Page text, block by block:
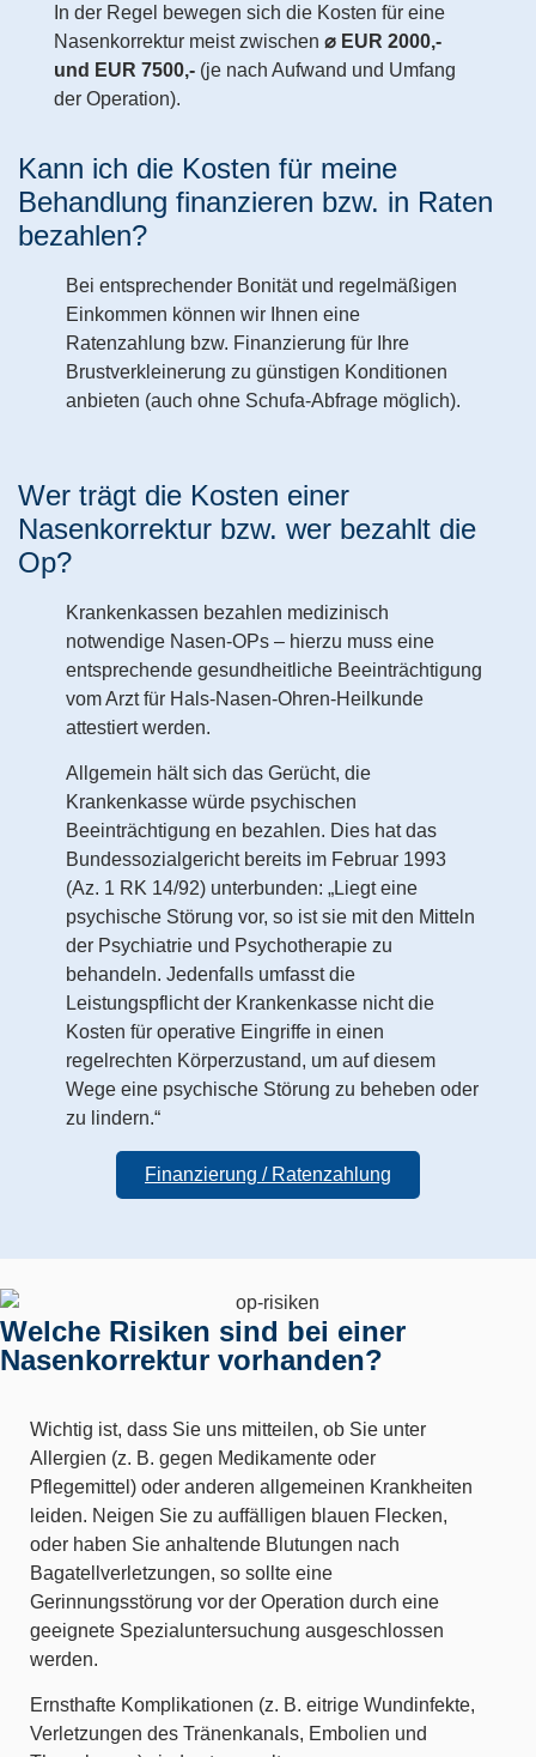
In der Regel bewegen sich die Kosten für eine
Nasenkorrektur meist zwischen ⌀ EUR 2000,-
und EUR 7500,- (je nach Aufwand und Umfang
der Operation).
Kann ich die Kosten für meine
Behandlung finanzieren bzw. in Raten
bezahlen?
Bei entsprechender Bonität und regelmäßigen
Einkommen können wir Ihnen eine
Ratenzahlung bzw. Finanzierung für Ihre
Brustverkleinerung zu günstigen Konditionen
anbieten (auch ohne Schufa-Abfrage möglich).
Wer trägt die Kosten einer
Nasenkorrektur bzw. wer bezahlt die
Op?
Krankenkassen bezahlen medizinisch
notwendige Nasen-OPs – hierzu muss eine
entsprechende gesundheitliche Beeinträchtigung
vom Arzt für Hals-Nasen-Ohren-Heilkunde
attestiert werden.
Allgemein hält sich das Gerücht, die
Krankenkasse würde psychischen
Beeinträchtigung en bezahlen. Dies hat das
Bundessozialgericht bereits im Februar 1993
(Az. 1 RK 14/92) unterbunden: „Liegt eine
psychische Störung vor, so ist sie mit den Mitteln
der Psychiatrie und Psychotherapie zu
behandeln. Jedenfalls umfasst die
Leistungspflicht der Krankenkasse nicht die
Kosten für operative Eingriffe in einen
regelrechten Körperzustand, um auf diesem
Wege eine psychische Störung zu beheben oder
zu lindern.“
Finanzierung / Ratenzahlung
Welche Risiken sind bei einer
Nasenkorrektur vorhanden?
Wichtig ist, dass Sie uns mitteilen, ob Sie unter
Allergien (z. B. gegen Medikamente oder
Pflegemittel) oder anderen allgemeinen Krankheiten
leiden. Neigen Sie zu auffälligen blauen Flecken,
oder haben Sie anhaltende Blutungen nach
Bagatellverletzungen, so sollte eine
Gerinnungsstörung vor der Operation durch eine
geeignete Spezialuntersuchung ausgeschlossen
werden.
Ernsthafte Komplikationen (z. B. eitrige Wundinfekte,
Verletzungen des Tränenkanals, Embolien und